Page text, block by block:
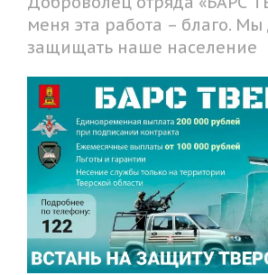
меня эта работа – благо.
защищать наше население